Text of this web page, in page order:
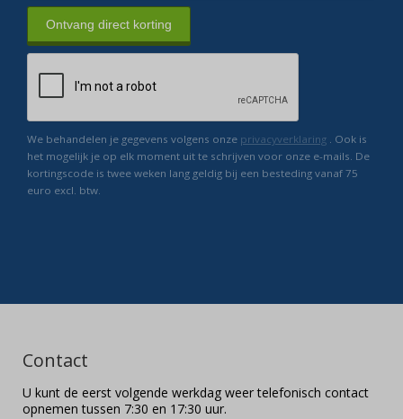
Ontvang direct korting
We behandelen je gegevens volgens onze privacyverklaring . Ook is
het mogelijk je op elk moment uit te schrijven voor onze e-mails. De
kortingscode is twee weken lang geldig bij een besteding vanaf 75
euro excl. btw.
Contact
U kunt de eerst volgende werkdag weer telefonisch contact
opnemen tussen 7:30 en 17:30 uur.